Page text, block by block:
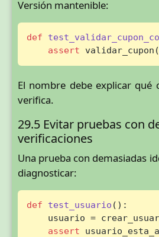
Versión mantenible:
def
assert validar_cupon(
El nombre debe explicar qué
verifica.
29.5 Evitar pruebas con
verificaciones
Una prueba con demasiadas
diagnosticar:
def test_usuario ():
usuario =
assert